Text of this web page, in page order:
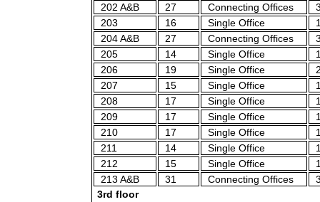
202 A&B
27 Connecting Offices
203
16 Single Office
204 A&B
27 Connecting Offices
205
14 Single Office
206
19 Single Office
207
15 Single Office
208
17 Single Office
209
17 Single Office
210
17 Single Office
211
14 Single Office
212
15 Single Office
213 A&B
31 Connecting Offices
3rd floor